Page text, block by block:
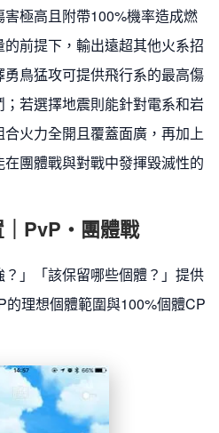
極高且附帶100%機率造成燃
前提下，輸出遠超其他火系招
鳥猛攻可提供飛行系的最高傷
若選擇地震則能針對電系和岩
火力全開且覆蓋面廣，再加上
團體戰與對戰中發揮毀滅性的
PvP・團體戰
」「該保留哪些個體？」提供
理想個體範圍與100%個體CP